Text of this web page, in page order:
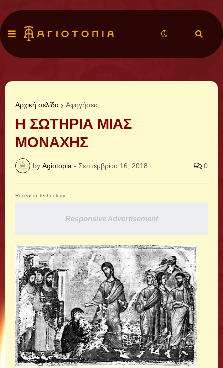
Αρχική σελίδα Αφηγήσεις
Η ΣΩΤΗΡΙΑ ΜΙΑΣ
ΜΟΝΑΧΗΣ
by Agiotopia - Σεπτεμβρίου 16, 2018 0
Recent in Technology
Responsive Advertisement